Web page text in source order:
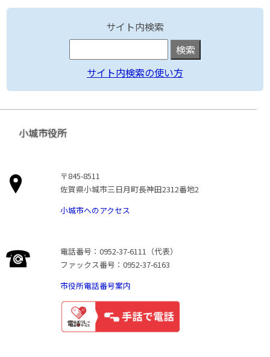
サイト内検索
サイト内検索の使い方
小城市役所
〒845-8511
佐賀県小城市三日月町長神田2312番地2
小城市へのアクセス
電話番号：0952-37-6111（代表）
ファックス番号：0952-37-6163
市役所電話番号案内